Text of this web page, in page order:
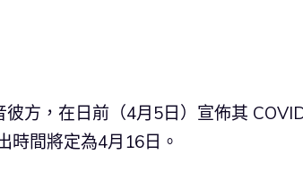
彼方，在日前（4月5日）宣佈其
時間將定為4月16日。